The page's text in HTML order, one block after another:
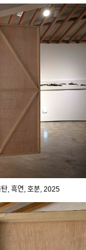
흑연, 호분, 2025